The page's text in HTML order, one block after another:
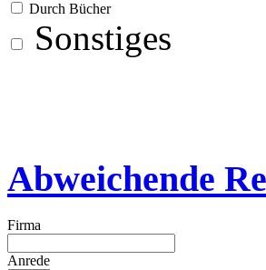
Durch Bücher
Sonstiges
Abweichende
Firma
Anrede